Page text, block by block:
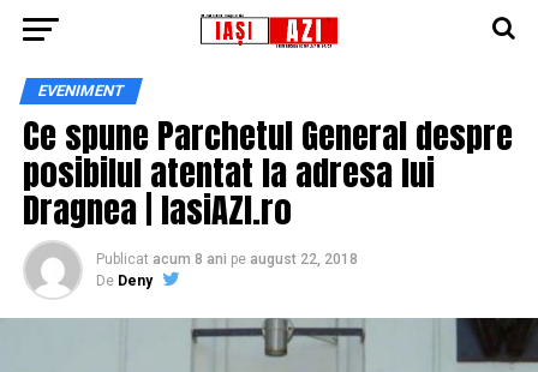
EVENIMENT
Ce spune Parchetul General despre
posibilul atentat la adresa lui
Dragnea | IasiAZI.ro
Publicat acum 8 ani pe august 22, 2018
De Deny